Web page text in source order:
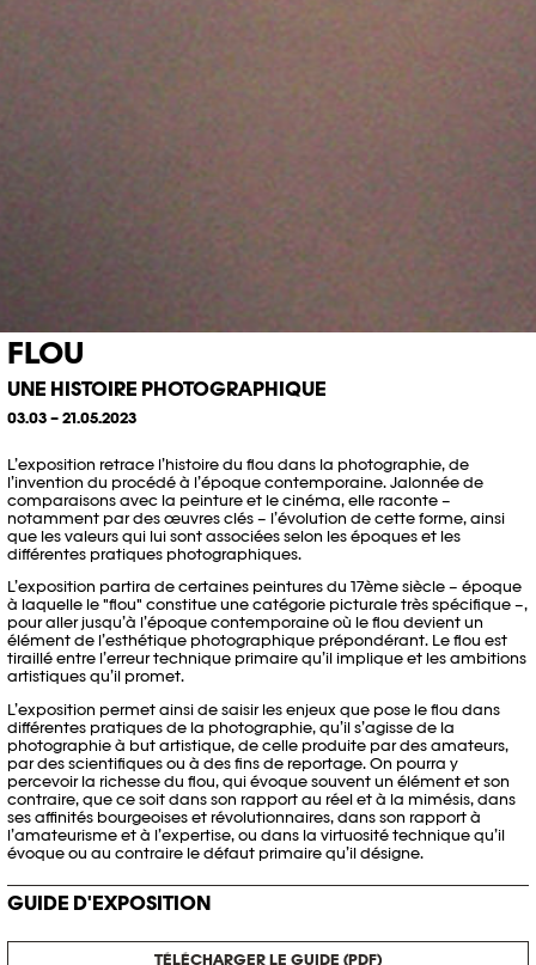
FLOU
UNE HISTOIRE PHOTOGRAPHIQUE
03.03 – 21.05.2023
L’exposition retrace l’histoire du flou dans la photographie, de
l’invention du procédé à l’époque contemporaine. Jalonnée de
comparaisons avec la peinture et le cinéma, elle raconte –
notamment par des œuvres clés – l’évolution de cette forme, ainsi
que les valeurs qui lui sont associées selon les époques et les
différentes pratiques photographiques.
L’exposition partira de certaines peintures du 17ème siècle – époque
à laquelle le "flou" constitue une catégorie picturale très spécifique –,
pour aller jusqu’à l’époque contemporaine où le flou devient un
élément de l’esthétique photographique prépondérant. Le flou est
tiraillé entre l’erreur technique primaire qu’il implique et les ambitions
artistiques qu’il promet.
L’exposition permet ainsi de saisir les enjeux que pose le flou dans
différentes pratiques de la photographie, qu’il s’agisse de la
photographie à but artistique, de celle produite par des amateurs,
par des scientifiques ou à des fins de reportage. On pourra y
percevoir la richesse du flou, qui évoque souvent un élément et son
contraire, que ce soit dans son rapport au réel et à la mimésis, dans
ses affinités bourgeoises et révolutionnaires, dans son rapport à
l’amateurisme et à l’expertise, ou dans la virtuosité technique qu’il
évoque ou au contraire le défaut primaire qu’il désigne.
GUIDE D'EXPOSITION
TÉLÉCHARGER LE GUIDE (PDF)